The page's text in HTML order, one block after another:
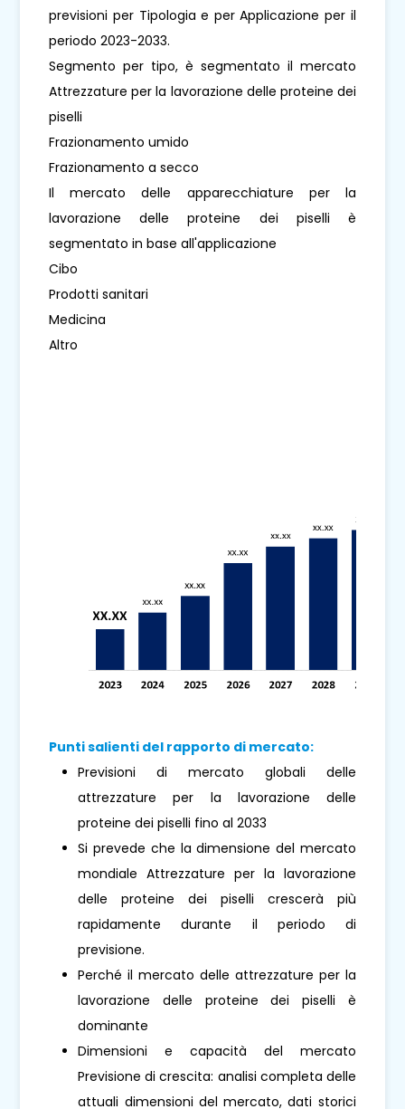
previsioni per Tipologia e per Applicazione per il
periodo 2023-2033.
Segmento per tipo, è segmentato il mercato
Attrezzature per la lavorazione delle proteine ​​dei
piselli
Frazionamento umido
Frazionamento a secco
Il mercato delle apparecchiature per la
lavorazione delle proteine ​​dei piselli è
segmentato in base all'applicazione
Cibo
Prodotti sanitari
Medicina
Altro
Punti salienti del rapporto di mercato:
Previsioni di mercato globali delle
attrezzature per la lavorazione delle
proteine ​​dei piselli fino al 2033
Si prevede che la dimensione del mercato
mondiale Attrezzature per la lavorazione
delle proteine ​​dei piselli crescerà più
rapidamente durante il periodo di
previsione.
Perché il mercato delle attrezzature per la
lavorazione delle proteine ​​dei piselli è
dominante
Dimensioni e capacità del mercato
Previsione di crescita: analisi completa delle
attuali dimensioni del mercato, dati storici